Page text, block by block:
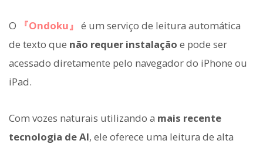
O 『Ondoku』 é um serviço de leitura automática
de texto que não requer instalação e pode ser
acessado diretamente pelo navegador do iPhone ou
iPad.
Com vozes naturais utilizando a mais recente
tecnologia de AI, ele oferece uma leitura de alta